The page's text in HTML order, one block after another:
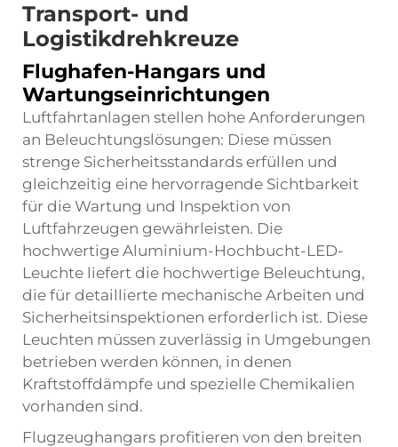
Transport- und
Logistikdrehkreuze
Flughafen-Hangars und
Wartungseinrichtungen
Luftfahrtanlagen stellen hohe Anforderungen
an Beleuchtungslösungen: Diese müssen
strenge Sicherheitsstandards erfüllen und
gleichzeitig eine hervorragende Sichtbarkeit
für die Wartung und Inspektion von
Luftfahrzeugen gewährleisten. Die
hochwertige Aluminium-Hochbucht-LED-
Leuchte liefert die hochwertige Beleuchtung,
die für detaillierte mechanische Arbeiten und
Sicherheitsinspektionen erforderlich ist. Diese
Leuchten müssen zuverlässig in Umgebungen
betrieben werden können, in denen
Kraftstoffdämpfe und spezielle Chemikalien
vorhanden sind.
Flugzeughangars profitieren von den breiten